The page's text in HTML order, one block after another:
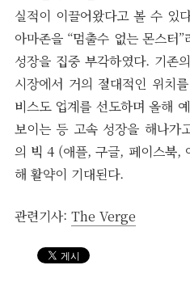
실적이 이끌어왔다고 볼 수
아마존을 “멈출수 없는 몬스터
성장을 집중 부각하였다. 기존
시장에서 거의 절대적인 위치
비스도 업계를 선도하며 올해
보이는 등 고속 성장을 해나가
의 빅 4 (애플, 구글, 페이스북,
해 활약이 기대된다.
관련기사: The Verge